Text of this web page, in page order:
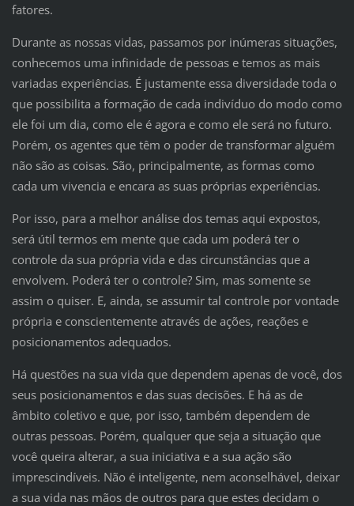
fatores.
Durante as nossas vidas, passamos por inúmeras situações,
conhecemos uma infinidade de pessoas e temos as mais
variadas experiências. É justamente essa diversidade toda o
que possibilita a formação de cada indivíduo do modo como
ele foi um dia, como ele é agora e como ele será no futuro.
Porém, os agentes que têm o poder de transformar alguém
não são as coisas. São, principalmente, as formas como
cada um vivencia e encara as suas próprias experiências.
Por isso, para a melhor análise dos temas aqui expostos,
será útil termos em mente que cada um poderá ter o
controle da sua própria vida e das circunstâncias que a
envolvem. Poderá ter o controle? Sim, mas somente se
assim o quiser. E, ainda, se assumir tal controle por vontade
própria e conscientemente através de ações, reações e
posicionamentos adequados.
Há questões na sua vida que dependem apenas de você, dos
seus posicionamentos e das suas decisões. E há as de
âmbito coletivo e que, por isso, também dependem de
outras pessoas. Porém, qualquer que seja a situação que
você queira alterar, a sua iniciativa e a sua ação são
imprescindíveis. Não é inteligente, nem aconselhável, deixar
a sua vida nas mãos de outros para que estes decidam o